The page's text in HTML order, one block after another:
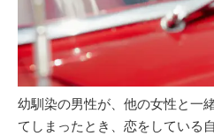
幼馴染の男性が、他の女性と一
てしまったとき、恋をしている